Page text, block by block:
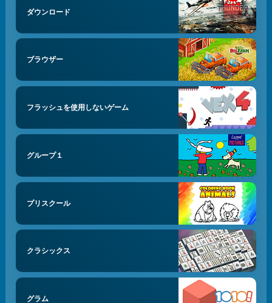
ダウンロード
ブラウザー
フラッシュを使用しないゲーム
グループ１
プリスクール
クラシックス
グラム